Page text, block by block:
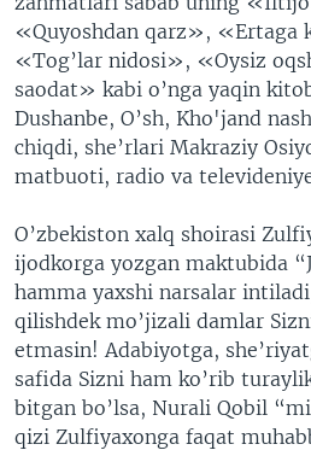
«Quyoshdan qarz», «Ertaga
«Tog’lar nidosi», «Oysiz
saodat» kabi o’nga yaqin
Dushanbe, O’sh, Kho'jand
chiqdi, she’rlari Makraziy
matbuoti, radio va
O’zbekiston xalq shoirasi
ijodkorga yozgan maktubida
hamma yaxshi narsalar
qilishdek mo’jizali damlar
etmasin! Adabiyotga,
safida Sizni ham ko’rib
bitgan bo’lsa, Nurali Qobil
qizi Zulfiyaxonga faqat